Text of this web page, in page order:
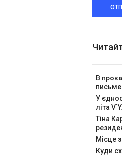
В
У
літа
Тіна
Місце
Куди